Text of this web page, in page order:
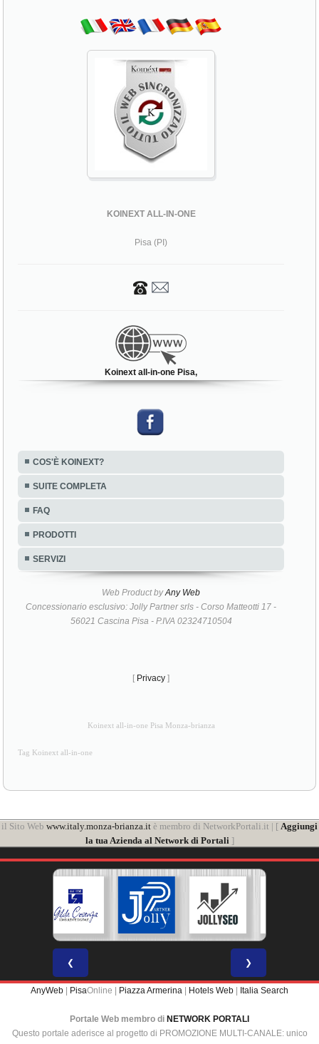
KOINEXT ALL-IN-ONE
Pisa (PI)
Koinext all-in-one Pisa,
COS'È KOINEXT?
SUITE COMPLETA
FAQ
PRODOTTI
SERVIZI
Web Product byAny Web
Concessionario esclusivo: Jolly Partner srls - Corso Matteotti 17 -
56021 Cascina Pisa - P.IVA 02324710504
[ Privacy ]
Koinext all-in-one Pisa Monza-brianza
Tag Koinext all-in-one
il Sito Web www.italy.monza-brianza.it è membro di NetworkPortali.it | [ Aggiungi
la tua Azienda al Network di Portali]
❮ ❯
AnyWeb PisaOnline | Piazza Armerina Hotels Web Italia Search
Portale Web membro di NETWORK PORTALI
Questo portale aderisce al progetto di PROMOZIONE MULTI-CANALE: unico